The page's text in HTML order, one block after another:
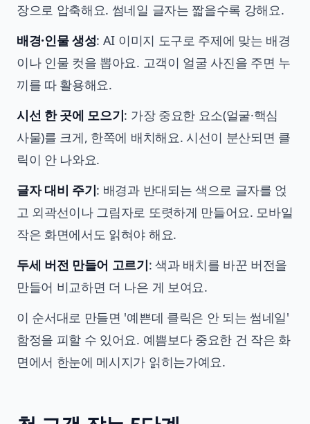
장으로 압축해요. 썸네일 글자는 짧을수록 강해요.
배경·인물 생성: AI 이미지 도구로 주제에 맞는 배경
이나 인물 컷을 뽑아요. 고객이 얼굴 사진을 주면 누
끼를 따 활용해요.
시선 한 곳에 모으기: 가장 중요한 요소(얼굴·핵심
사물)를 크게, 한쪽에 배치해요. 시선이 분산되면 클
릭이 안 나와요.
글자 대비 주기: 배경과 반대되는 색으로 글자를 얹
고 외곽선이나 그림자로 또렷하게 만들어요. 모바일
작은 화면에서도 읽혀야 해요.
두세 버전 만들어 고르기: 색과 배치를 바꾼 버전을
만들어 비교하면 더 나은 게 보여요.
이 순서대로 만들면 '예쁜데 클릭은 안 되는 썸네일'
함정을 피할 수 있어요. 예쁨보다 중요한 건 작은 화
면에서 한눈에 메시지가 읽히는가예요.